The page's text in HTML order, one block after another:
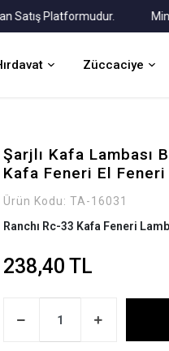
Platformudur.
Züccaciye
Şarjlı Kafa
Kafa Feneri El
Ürün Kodu: TA-16031
Ranchı Rc-33 Kafa Feneri
238,40 TL